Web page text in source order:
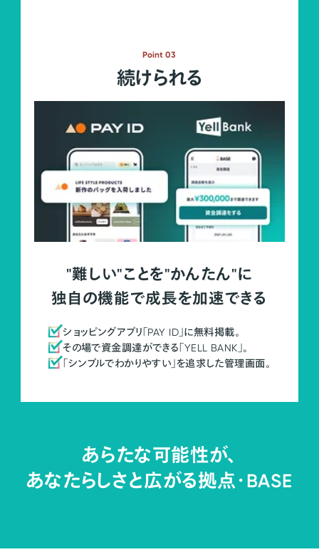
Point 03
続けられる
"難しい"ことを"かんたん"に
独自の機能で成長を加速できる
ショッピングアプリ「PAY ID」に無料掲載。
その場で資金調達ができる「YELL BANK」。
「シンプルでわかりやすい」を追求した管理画面。
あらたな可能性が、
あなたらしさと広がる拠点・BASE